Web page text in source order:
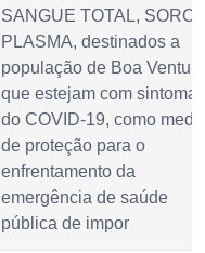
SANGUE TOTAL, SORO,
PLASMA, destinados a
população de Boa Ventura
que estejam com sintomas
do COVID-19, como
de proteção para o
enfrentamento da
emergência de saúde
pública de impor